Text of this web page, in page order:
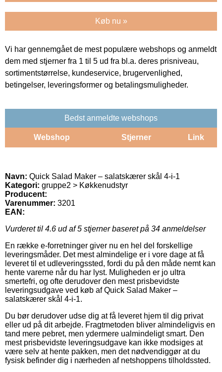
Køb nu »
Vi har gennemgået de mest populære webshops og anmeldt
dem med stjerner fra 1 til 5 ud fra bl.a. deres prisniveau,
sortimentstørrelse, kundeservice, brugervenlighed,
betingelser, leveringsformer og betalingsmuligheder.
Bedst anmeldte webshops
Webshop Stjerner Link
Navn: Quick Salad Maker – salatskærer skål 4-i-1
Kategori: gruppe2 > Køkkenudstyr
Producent:
Varenummer: 3201
EAN:
Vurderet til 4.6 ud af 5 stjerner baseret på 34 anmeldelser
En række e-forretninger giver nu en hel del forskellige
leveringsmåder. Det mest almindelige er i vore dage at få
leveret til et udleveringssted, fordi du på den måde nemt kan
hente varerne når du har lyst. Muligheden er jo ultra
smertefri, og ofte derudover den mest prisbevidste
leveringsudgave ved køb af Quick Salad Maker –
salatskærer skål 4-i-1.
Du bør derudover udse dig at få leveret hjem til dig privat
eller ud på dit arbejde. Fragtmetoden bliver almindeligvis en
tand mere pebret, men ydermere ualmindeligt smart. Den
mest prisbevidste leveringsudgave kan ikke modsiges at
være selv at hente pakken, men det nødvendiggør at du
fysisk befinder dig i nærheden af netshoppens tilholdssted.